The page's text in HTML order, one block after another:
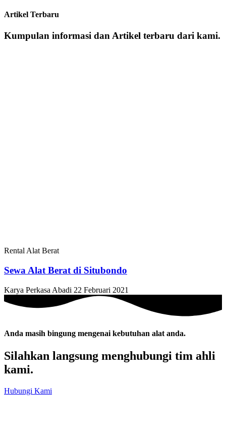
Artikel Terbaru
Kumpulan informasi dan Artikel terbaru dari kami.
Rental Alat Berat
Sewa Alat Berat di Situbondo
Karya Perkasa Abadi 22 Februari 2021
Anda masih bingung mengenai kebutuhan alat anda.
Silahkan langsung menghubungi tim ahli
kami.
Hubungi Kami